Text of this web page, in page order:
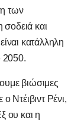
των
και
κατάλληλη
2050.
βιώσιμες
Ντέιβιντ Ρένι,
ου και η